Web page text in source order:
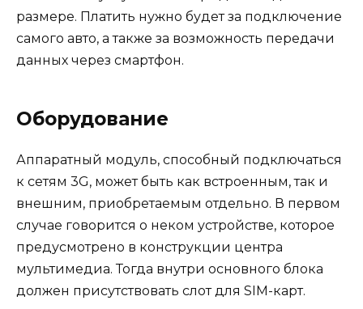
размере. Платить нужно будет за подключение
самого авто, а также за возможность передачи
данных через смартфон.
Оборудование
Аппаратный модуль, способный подключаться
к сетям 3G, может быть как встроенным, так и
внешним, приобретаемым отдельно. В первом
случае говорится о неком устройстве, которое
предусмотрено в конструкции центра
мультимедиа. Тогда внутри основного блока
должен присутствовать слот для SIM-карт.